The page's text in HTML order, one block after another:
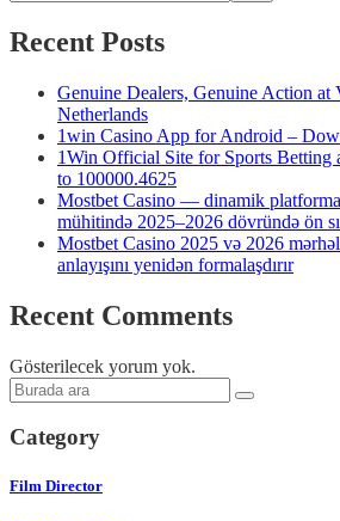
Recent Posts
Genuine Dealers, Genuine Action at
Netherlands
1win Casino App for Android –
1Win Official Site for Sports Betting
to 100000.4625
Mostbet Casino — dinamik
mühitində 2025–2026 dövründə ön
Mostbet Casino 2025 və 2026
anlayışını yenidən formalaşdırır
Recent Comments
Gösterilecek yorum yok.
Category
Film Director